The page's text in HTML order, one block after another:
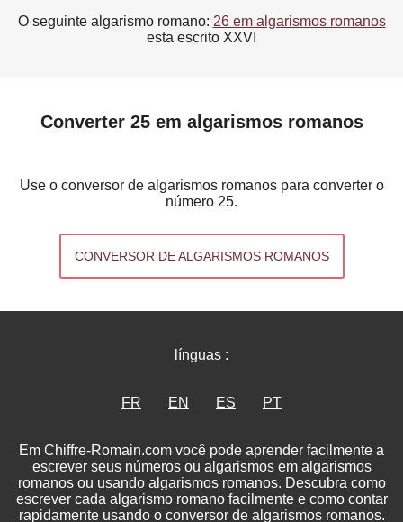
O seguinte algarismo romano: 26 em algarismos romanos
esta escrito XXVI
Converter 25 em algarismos romanos
Use o conversor de algarismos romanos para converter o
número 25.
CONVERSOR DE ALGARISMOS ROMANOS
línguas :
FR EN ES PT
Em Chiffre-Romain.com você pode aprender facilmente a
escrever seus números ou algarismos em algarismos
romanos ou usando algarismos romanos. Descubra como
escrever cada algarismo romano facilmente e como contar
rapidamente usando o conversor de algarismos romanos.